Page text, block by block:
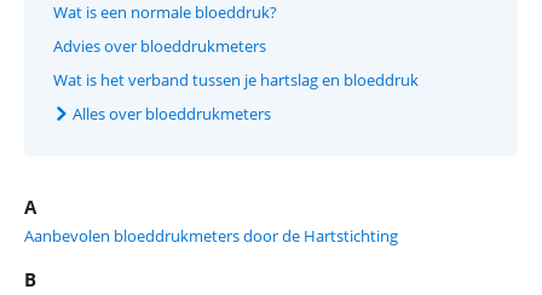
Wat is een normale bloeddruk?
Advies over bloeddrukmeters
Wat is het verband tussen je hartslag en bloeddruk
Alles over bloeddrukmeters
A
Aanbevolen bloeddrukmeters door de Hartstichting
B